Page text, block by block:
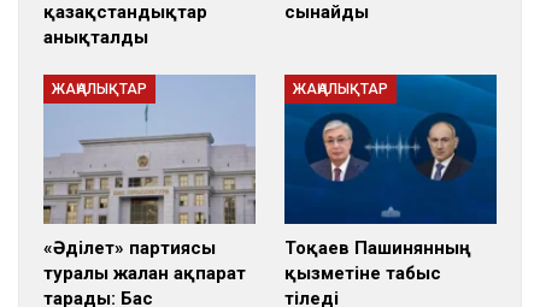
қазақстандықтар
анықталды
сынайды
ЖАҢАЛЫҚТАР
«Әділет» партиясы
туралы жалған ақпарат
тарады: Бас
ЖАҢАЛЫҚТАР
Тоқаев Пашинянның
қызметіне табыс
тіледі